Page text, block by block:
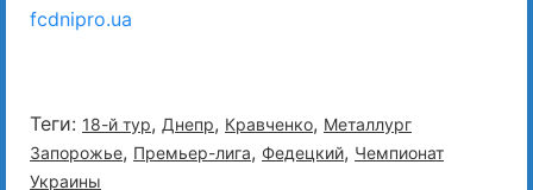
fcdnipro.ua
Теги: 18-й тур, Днепр, Кравченко, Металлург
Запорожье, Премьер-лига, Федецкий, Чемпионат
Украины